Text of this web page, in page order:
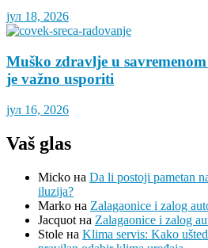
јул 18, 2026
Muško zdravlje u
je važno usporiti
јул 16, 2026
Vaš glas
Micko на Da li postoji pametan
iluzija?
Marko на Zalagaonice i zalog
Jacquot на Zalagaonice i zalog
Stole на Klima servis: Kako